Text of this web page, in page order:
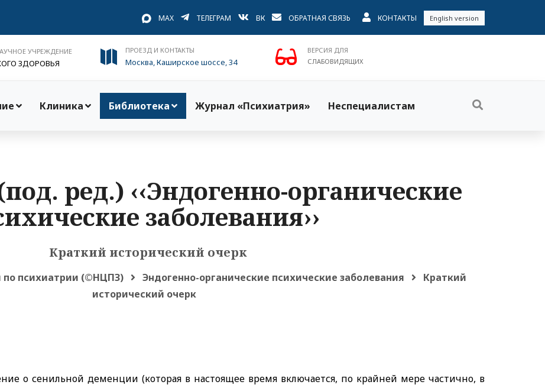
MAX ТЕЛЕГРАМ ВК ОБРАТНАЯ СВЯЗЬ КОНТАКТЫ English version
УЧРЕЖДЕНИЕ
ЗДОРОВЬЯ
ПРОЕЗД И КОНТАКТЫ
Москва, Каширское шоссе, 34
ВЕРСИЯ ДЛЯ
СЛАБОВИДЯЩИХ
Клиника Библиотека Журнал «Психиатрия» Неспециалистам
ред.) ‹‹Эндогенно-органические
заболевания››
Краткий исторический очерк
по психиатрии (©НЦПЗ) Эндогенно-органические психические заболевания
Краткий
исторический очерк
о сенильной деменции (которая в настоящее время включается, по крайней мере частично, в